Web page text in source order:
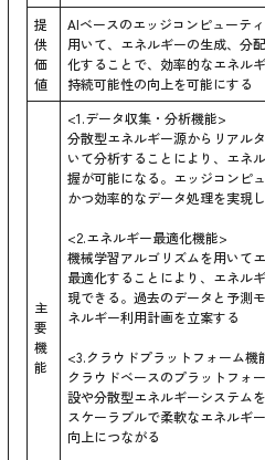
提
供
価
値
AIベースのエッジコンピューテ
用いて、エネルギーの生成、分
化することで、効率的なエネル
持続可能性の向上を可能にする
主
要
機
能
<1.データ収集・分析機能>
分散型エネルギー源からリアル
いて分析することにより、エネ
握が可能になる。エッジコンピ
かつ効率的なデータ処理を実現
<2.エネルギー最適化機能>
機械学習アルゴリズムを用いて
最適化することにより、エネル
現できる。過去のデータと予測
ネルギー利用計画を立案する
<3.クラウドプラットフォーム機
クラウドベースのプラットフォ
設や分散型エネルギーシステム
スケーラブルで柔軟なエネルギ
向上につながる